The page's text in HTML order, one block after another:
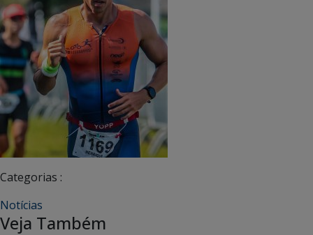
Categorias :
Notícias
Veja Também